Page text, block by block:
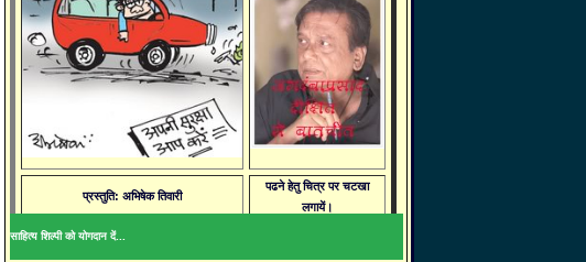
प्रस्तुति: अभिषेक तिवारी
पढने हेतु चित्र पर चटखा
लगायें।
साहित्य शिल्पी को योगदान दें...